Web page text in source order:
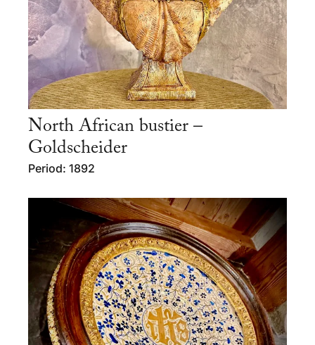
North African bustier –
Goldscheider
Period: 1892